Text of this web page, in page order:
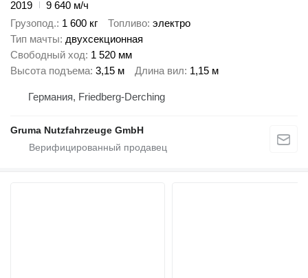
2019
9 640 м/ч
Грузопод. 1 600 кг Топливо электро
Тип мачты двухсекционная
Свободный ход 1 520 мм
Высота подъема 3,15 м Длина вил 1,15 м
Германия, Friedberg-Derching
Gruma Nutzfahrzeuge GmbH